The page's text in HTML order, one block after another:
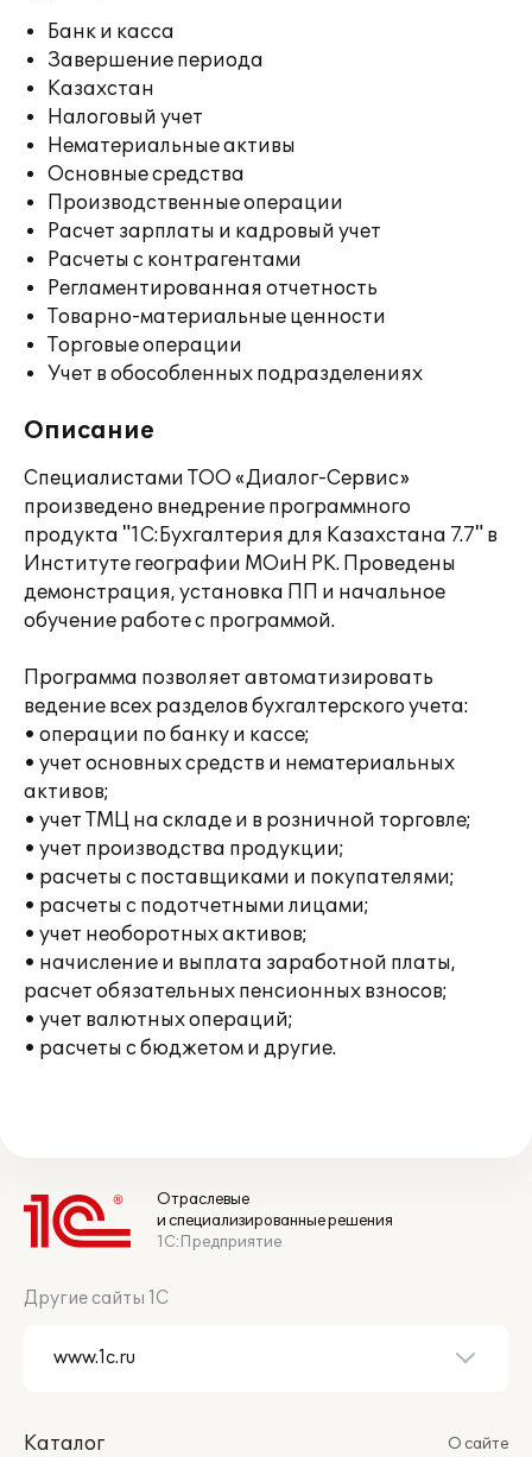
Банк и касса
Завершение периода
Казахстан
Налоговый учет
Нематериальные активы
Основные средства
Производственные операции
Расчет зарплаты и кадровый учет
Расчеты с контрагентами
Регламентированная отчетность
Товарно-материальные ценности
Торговые операции
Учет в обособленных подразделениях
Описание
Специалистами ТОО «Диалог-Сервис»
произведено внедрение программного
продукта "1С:Бухгалтерия для Казахстана 7.7" в
Институте географии МОиН РК. Проведены
демонстрация, установка ПП и начальное
обучение работе с программой.
Программа позволяет автоматизировать
ведение всех разделов бухгалтерского учета:
• операции по банку и кассе;
• учет основных средств и нематериальных
активов;
• учет ТМЦ на складе и в розничной торговле;
• учет производства продукции;
• расчеты с поставщиками и покупателями;
• расчеты с подотчетными лицами;
• учет необоротных активов;
• начисление и выплата заработной платы,
расчет обязательных пенсионных взносов;
• учет валютных операций;
• расчеты с бюджетом и другие.
Отраслевые
и специализированные решения
1С:Предприятие
Другие сайты 1С
Каталог
О сайте